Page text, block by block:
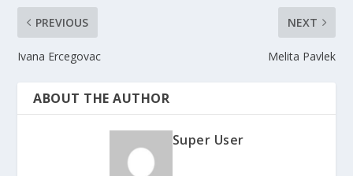
PREVIOUS
Ivana Ercegovac
NEXT
Melita Pavlek
ABOUT THE AUTHOR
Super User